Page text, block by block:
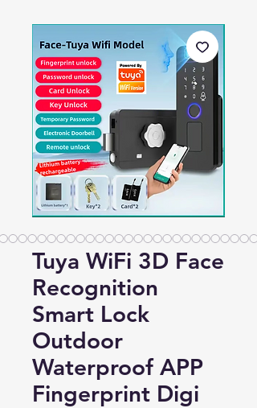
Tuya WiFi 3D Face
Recognition
Smart Lock
Outdoor
Waterproof APP
Fingerprint Digi